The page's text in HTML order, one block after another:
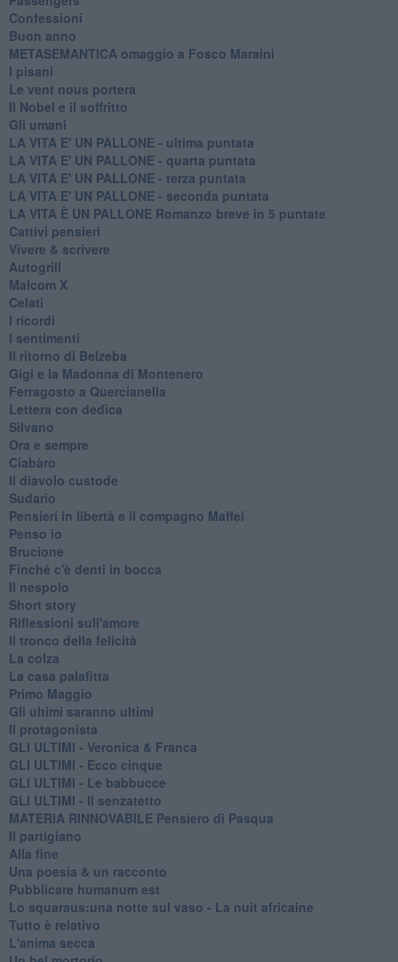
Confessioni
Buon anno
METASEMANTICA omaggio a Fosco Maraini
I pisani
Le vent nous portera
Il Nobel e il soffritto
Gli umani
LA VITA E' UN PALLONE - ultima puntata
LA VITA E' UN PALLONE - quarta puntata
LA VITA E' UN PALLONE - terza puntata
LA VITA E' UN PALLONE - seconda puntata
LA VITA È UN PALLONE Romanzo breve in 5 puntate
Cattivi pensieri
Vivere & scrivere
Autogrill
Malcom X
Celati
I ricordi
I sentimenti
Il ritorno di Belzeba
Gigi e la Madonna di Montenero
Ferragosto a Quercianella
Lettera con dedica
Silvano
Ora e sempre
Ciabàro
Il diavolo custode
Sudario
Pensieri in libertà e il compagno Maffei
Penso io
Brucione
Finché c'è denti in bocca
Il nespolo
Short story
Riflessioni sull'amore
Il tronco della felicità
La colza
La casa palafitta
Primo Maggio
Gli ultimi saranno ultimi
Il protagonista
GLI ULTIMI - Veronica & Franca
GLI ULTIMI - Ecco cinque
GLI ULTIMI - Le babbucce
GLI ULTIMI - Il senzatetto
MATERIA RINNOVABILE Pensiero di Pasqua
Il partigiano
Alla fine
Una poesia & un racconto
Pubblicare humanum est
Lo squaraus:una notte sul vaso - La nuit africaine
Tutto è relativo
L'anima secca